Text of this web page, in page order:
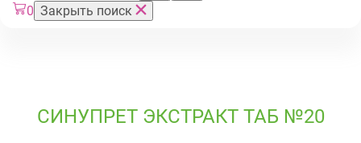
0 Закрыть поиск
СИНУПРЕТ ЭКСТРАКТ ТАБ №20